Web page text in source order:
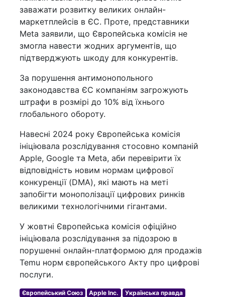
заважати розвитку великих онлайн-
маркетплейсів в ЄС. Проте, представники
Meta заявили, що Європейська комісія не
змогла навести жодних аргументів, що
підтверджують шкоду для конкурентів.
За порушення антимонопольного
законодавства ЄС компаніям загрожують
штрафи в розмірі до 10% від їхнього
глобального обороту.
Навесні 2024 року Європейська комісія
ініціювала розслідування стосовно компаній
Apple, Google та Meta, аби перевірити їх
відповідність новим нормам цифрової
конкуренції (DMA), які мають на меті
запобігти монополізації цифрових ринків
великими технологічними гігантами.
У жовтні Європейська комісія офіційно
ініціювала розслідування за підозрою в
порушенні онлайн-платформою для продажів
Temu норм європейського Акту про цифрові
послуги.
Європейський Союз Apple Inc.
Українська правда